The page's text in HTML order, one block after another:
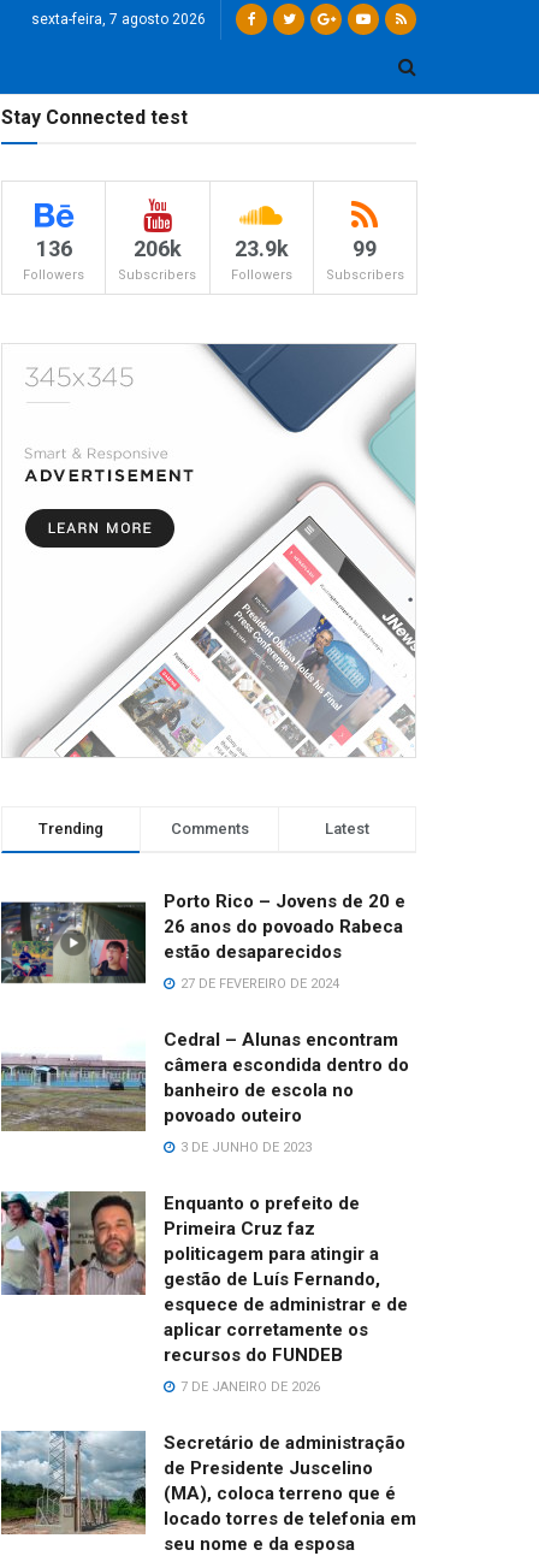
sexta-feira, 7 agosto 2026
Stay Connected test
136
Followers
206k
Subscribers
23.9k
Followers
99
Subscribers
Trending Comments Latest
Porto Rico – Jovens de 20 e
26 anos do povoado Rabeca
estão desaparecidos
27 DE FEVEREIRO DE 2024
Cedral – Alunas encontram
câmera escondida dentro do
banheiro de escola no
povoado outeiro
3 DE JUNHO DE 2023
Enquanto o prefeito de
Primeira Cruz faz
politicagem para atingir a
gestão de Luís Fernando,
esquece de administrar e de
aplicar corretamente os
recursos do FUNDEB
7 DE JANEIRO DE 2026
Secretário de administração
de Presidente Juscelino
(MA), coloca terreno que é
locado torres de telefonia em
seu nome e da esposa